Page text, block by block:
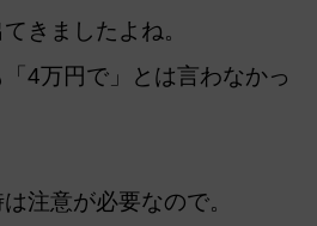
きましたよね。
4万円で」とは言わなかっ
注意が必要なので。